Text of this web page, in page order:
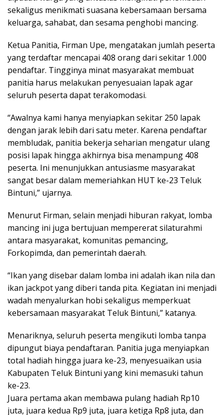
sekaligus menikmati suasana kebersamaan bersama
keluarga, sahabat, dan sesama penghobi mancing.
Ketua Panitia, Firman Upe, mengatakan jumlah peserta
yang terdaftar mencapai 408 orang dari sekitar 1.000
pendaftar. Tingginya minat masyarakat membuat
panitia harus melakukan penyesuaian lapak agar
seluruh peserta dapat terakomodasi.
“Awalnya kami hanya menyiapkan sekitar 250 lapak
dengan jarak lebih dari satu meter. Karena pendaftar
membludak, panitia bekerja seharian mengatur ulang
posisi lapak hingga akhirnya bisa menampung 408
peserta. Ini menunjukkan antusiasme masyarakat
sangat besar dalam memeriahkan HUT ke-23 Teluk
Bintuni,” ujarnya.
Menurut Firman, selain menjadi hiburan rakyat, lomba
mancing ini juga bertujuan mempererat silaturahmi
antara masyarakat, komunitas pemancing,
Forkopimda, dan pemerintah daerah.
“Ikan yang disebar dalam lomba ini adalah ikan nila dan
ikan jackpot yang diberi tanda pita. Kegiatan ini menjadi
wadah menyalurkan hobi sekaligus memperkuat
kebersamaan masyarakat Teluk Bintuni,” katanya.
Menariknya, seluruh peserta mengikuti lomba tanpa
dipungut biaya pendaftaran. Panitia juga menyiapkan
total hadiah hingga juara ke-23, menyesuaikan usia
Kabupaten Teluk Bintuni yang kini memasuki tahun
ke-23.
Juara pertama akan membawa pulang hadiah Rp10
juta, juara kedua Rp9 juta, juara ketiga Rp8 juta, dan